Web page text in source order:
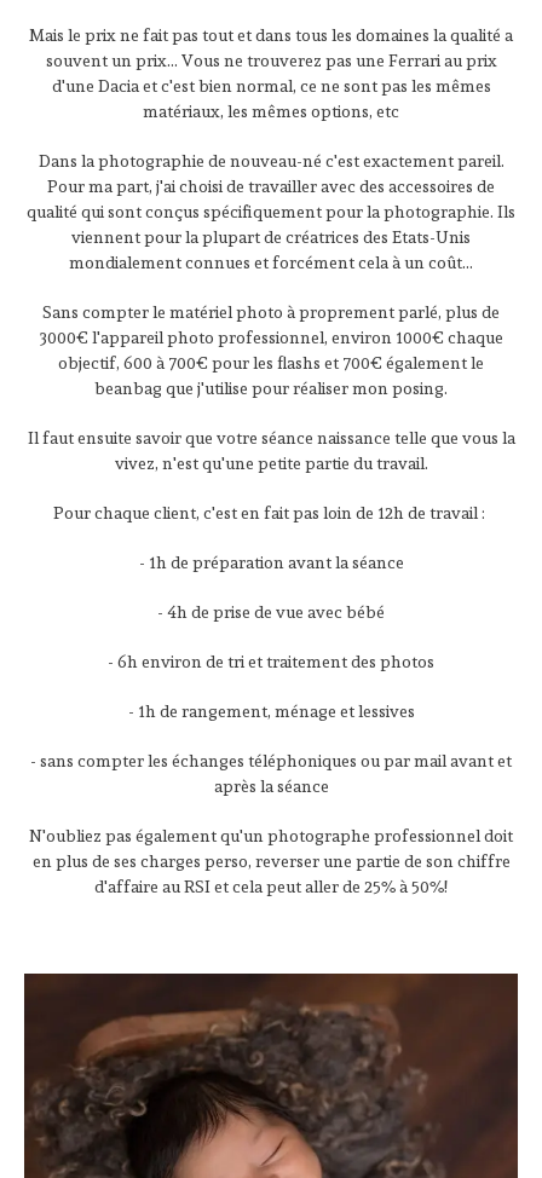
Mais le prix ne fait pas tout et dans tous les domaines la qualité a
souvent un prix... Vous ne trouverez pas une Ferrari au prix
d'une Dacia et c'est bien normal, ce ne sont pas les mêmes
matériaux, les mêmes options, etc
Dans la photographie de nouveau-né c'est exactement pareil.
Pour ma part, j'ai choisi de travailler avec des accessoires de
qualité qui sont conçus spécifiquement pour la photographie. Ils
viennent pour la plupart de créatrices des Etats-Unis
mondialement connues et forcément cela à un coût...
Sans compter le matériel photo à proprement parlé, plus de
3000€ l'appareil photo professionnel, environ 1000€ chaque
objectif, 600 à 700€ pour les flashs et 700€ également le
beanbag que j'utilise pour réaliser mon posing.
Il faut ensuite savoir que votre séance naissance telle que vous la
vivez, n'est qu'une petite partie du travail.
Pour chaque client, c'est en fait pas loin de 12h de travail :
- 1h de préparation avant la séance
- 4h de prise de vue avec bébé
- 6h environ de tri et traitement des photos
- 1h de rangement, ménage et lessives
- sans compter les échanges téléphoniques ou par mail avant et
après la séance
N'oubliez pas également qu'un photographe professionnel doit
en plus de ses charges perso, reverser une partie de son chiffre
d'affaire au RSI et cela peut aller de 25% à 50%!